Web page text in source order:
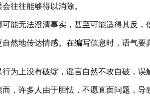
往往能够得以消除。
能无法澄清事实，甚至可能适得其反，
然地传达情感。在编写信息时，语气
为上没有破绽，谣言自然不攻自破，误
，许多人由于胆怯，不愿直面问题，